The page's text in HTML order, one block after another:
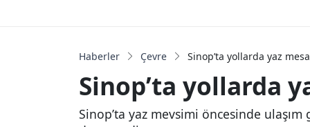
Haberler Çevre Sinop’ta yollarda yaz
Sinop’ta yollarda
Sinop’ta yaz mevsimi öncesinde ulaşım